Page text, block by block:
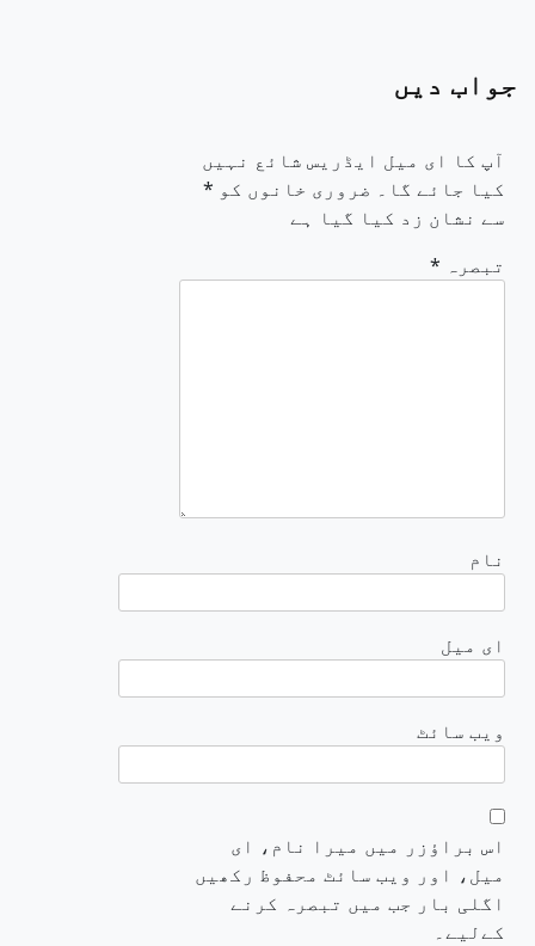
جواب دیں
آپ کا ای میل ایڈریس شائع نہیں
کیا جائے گا۔ ضروری خانوں کو *
سے نشان زد کیا گیا ہے
تبصرہ *
نام
ای میل
ویب‌ سائٹ
اس براؤزر میں میرا نام، ای
میل، اور ویب سائٹ محفوظ رکھیں
اگلی بار جب میں تبصرہ کرنے
کےلیے۔